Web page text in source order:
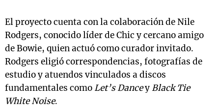
El proyecto cuenta con la colaboración de Nile
Rodgers, conocido líder de Chic y cercano amigo
de Bowie, quien actuó como curador invitado.
Rodgers eligió correspondencias, fotografías de
estudio y atuendos vinculados a discos
fundamentales como Let’s Dancey Black Tie
White Noise.